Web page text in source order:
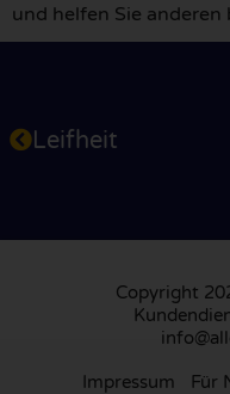
und helfen Sie
Leifheit
Copyright
Impressum Für